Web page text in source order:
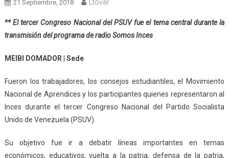
21 Septiembre, 2018 Ltovar
** El tercer Congreso Nacional del PSUV fue el tema central durante la
transmisión del programa de radio Somos Inces
MEIBI DOMADOR | Sede
Fueron los trabajadores, los consejos estudiantiles, el Movimiento
Nacional de Aprendices y los participantes quienes representaron al
Inces durante el tercer Congreso Nacional del Partido Socialista
Unido de Venezuela (PSUV).
Su objetivo fue ir a debatir líneas importantes en temas
económicos, educativos, vuelta a la patria, defensa de la patria,